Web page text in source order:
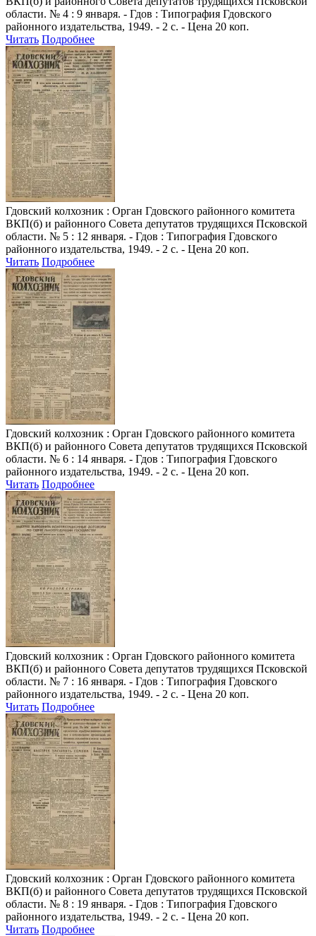
области. № 4 : 9 января. - Гдов : Типография Гдовского
районного издательства, 1949. - 2 с. - Цена 20 коп.
Читать Подробнее
Гдовский колхозник : Орган Гдовского районного комитета
ВКП(б) и районного Совета депутатов трудящихся Псковской
области. № 5 : 12 января. - Гдов : Типография Гдовского
районного издательства, 1949. - 2 с. - Цена 20 коп.
Читать Подробнее
Гдовский колхозник : Орган Гдовского районного комитета
ВКП(б) и районного Совета депутатов трудящихся Псковской
области. № 6 : 14 января. - Гдов : Типография Гдовского
районного издательства, 1949. - 2 с. - Цена 20 коп.
Читать Подробнее
Гдовский колхозник : Орган Гдовского районного комитета
ВКП(б) и районного Совета депутатов трудящихся Псковской
области. № 7 : 16 января. - Гдов : Типография Гдовского
районного издательства, 1949. - 2 с. - Цена 20 коп.
Читать Подробнее
Гдовский колхозник : Орган Гдовского районного комитета
ВКП(б) и районного Совета депутатов трудящихся Псковской
области. № 8 : 19 января. - Гдов : Типография Гдовского
районного издательства, 1949. - 2 с. - Цена 20 коп.
Читать Подробнее